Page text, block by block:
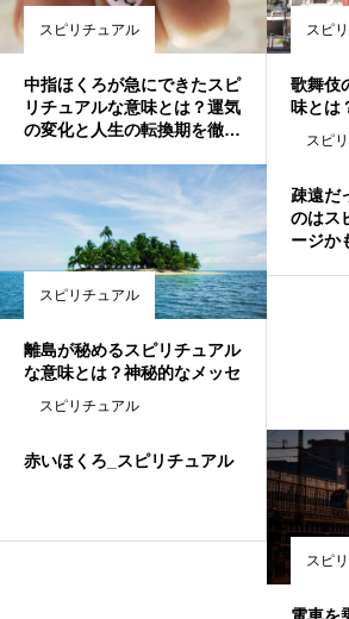
スピリチュアル
中指ほくろが急にできたスピ
リチュアルな意味とは？運気
の変化と人生の転換期を徹底
スピ
歌舞伎
味とは
を受け
スピリチュアル
離島が秘めるスピリチュアル
な意味とは？神秘的なメッセ
ージを紐解く
スピ
疎遠だ
のはス
ージか
スピリチュアル
赤いほくろ_スピリチュアル
スピ